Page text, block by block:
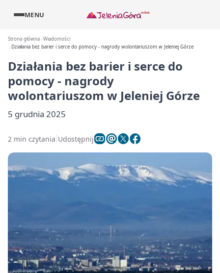
MENU
Strona główna Wiadomości
Działania bez barier i serce do pomocy - nagrody wolontariuszom w Jeleniej Górze
Działania bez barier i serce do
pomocy - nagrody
wolontariuszom w Jeleniej Górze
5 grudnia 2025
2 min czytania Udostępnij